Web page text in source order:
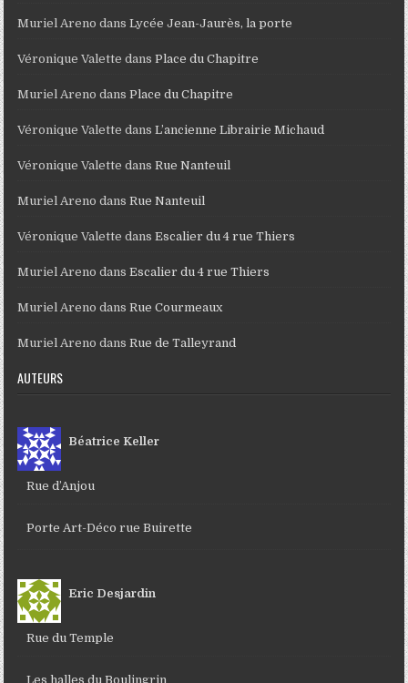
Muriel Areno dansLycée Jean-Jaurès, la porte
Véronique Valette dansPlace du Chapitre
Muriel Areno dansPlace du Chapitre
Véronique Valette dansL’ancienne Librairie Michaud
Véronique Valette dansRue Nanteuil
Muriel Areno dansRue Nanteuil
Véronique Valette dansEscalier du 4 rue Thiers
Muriel Areno dansEscalier du 4 rue Thiers
Muriel Areno dansRue Courmeaux
Muriel Areno dansRue de Talleyrand
AUTEURS
Béatrice Keller
Rue d’Anjou
Porte Art-Déco rue Buirette
Eric Desjardin
Rue du Temple
Les halles du Boulingrin